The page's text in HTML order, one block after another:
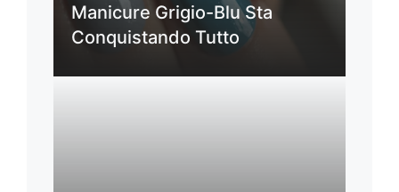
Manicure Grigio-Blu Sta
Conquistando Tutto